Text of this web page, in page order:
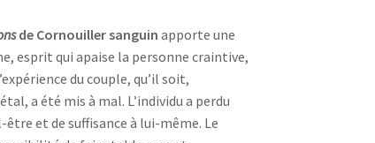
de Cornouiller sanguin apporte une
esprit qui apaise la personne craintive,
du couple, qu’il soit,
a été mis à mal. L’individu a perdu
et de suffisance à lui-même. Le